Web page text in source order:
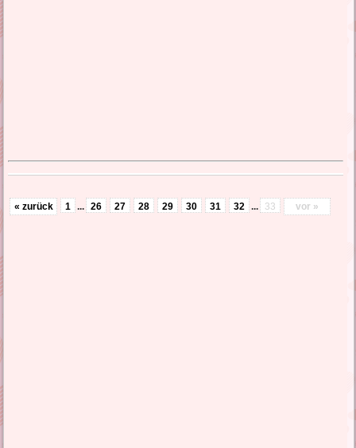
« zurück 1 ... 26 27 28 29 30 31 32 ... 33 vor »